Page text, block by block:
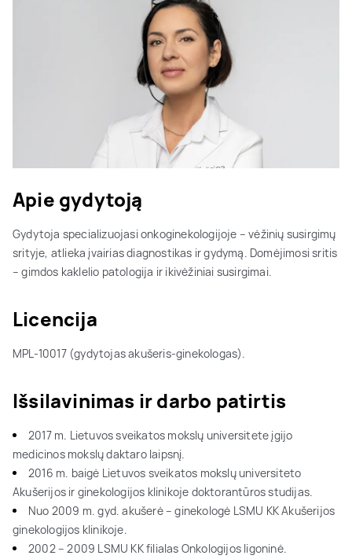
Apie gydytoją
Gydytoja specializuojasi onkoginekologijoje – vėžinių susirgimų
srityje, atlieka įvairias diagnostikas ir gydymą. Domėjimosi sritis
– gimdos kaklelio patologija ir ikivėžiniai susirgimai.
Licencija
MPL-10017 (gydytojas akušeris-ginekologas).
Išsilavinimas ir darbo patirtis
2017 m. Lietuvos sveikatos mokslų universitete įgijo
medicinos mokslų daktaro laipsnį.
2016 m. baigė Lietuvos sveikatos mokslų universiteto
Akušerijos ir ginekologijos klinikoje doktorantūros studijas.
Nuo 2009 m. gyd. akušerė – ginekologė LSMU KK Akušerijos
ginekologijos klinikoje.
2002 – 2009 LSMU KK filialas Onkologijos ligoninė.